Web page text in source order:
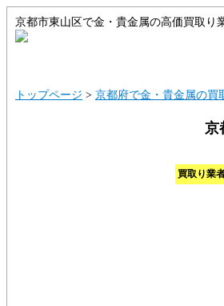
京都市東山区で金・貴金属の高価買取り
トップページ > 京都府で金・貴金属の買
京
買取り業